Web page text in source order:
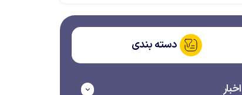
دسته بندی
اخبار